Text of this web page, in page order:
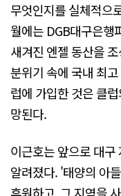
무엇인지를 실체적으
월에는 DGB대구은행
새겨진 엔젤 동산을
분위기 속에 국내 최
럽에 가입한 것은 클
망된다.
이근호는 앞으로 대
알려졌다. '태양의 아
후원하고, 그 지역을